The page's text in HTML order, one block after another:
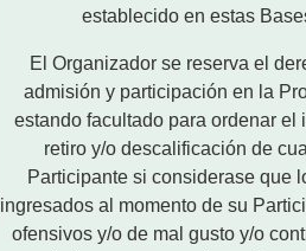
establecido en estas
El Organizador se reserva el
admisión y participación en la
estando facultado para ordenar el
retiro y/o descalificación de
Participante si considerase que
ingresados al momento de su
ofensivos y/o de mal gusto y/o